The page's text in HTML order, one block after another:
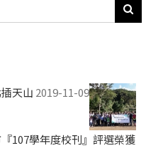
天山 2019-11-09
107學年度校刊』評選榮獲